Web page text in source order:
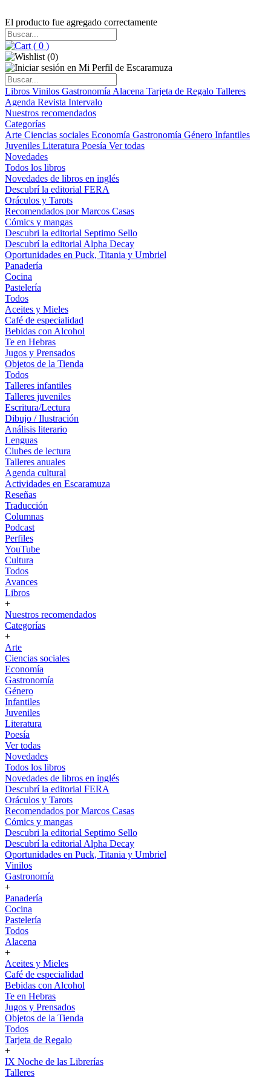
El producto fue agregado correctamente
( 0 )
(0)
Libros Vinilos Gastronomía Alacena Tarjeta de Regalo Talleres
Agenda Revista Intervalo
Nuestros recomendados
Categorías
Arte Ciencias sociales Economía Gastronomía Género Infantiles
Juveniles Literatura Poesía Ver todas
Novedades
Todos los libros
Novedades de libros en inglés
Descubrí la editorial FERA
Oráculos y Tarots
Recomendados por Marcos Casas
Cómics y mangas
Descubri la editorial Septimo Sello
Descubrí la editorial Alpha Decay
Oportunidades en Puck, Titania y Umbriel
Panadería
Cocina
Pastelería
Todos
Aceites y Mieles
Café de especialidad
Bebidas con Alcohol
Te en Hebras
Jugos y Prensados
Objetos de la Tienda
Todos
Talleres infantiles
Talleres juveniles
Escritura/Lectura
Dibujo / Ilustración
Análisis literario
Lenguas
Clubes de lectura
Talleres anuales
Agenda cultural
Actividades en Escaramuza
Reseñas
Traducción
Columnas
Podcast
Perfiles
YouTube
Cultura
Todos
Avances
Libros
+
Nuestros recomendados
Categorías
+
Arte
Ciencias sociales
Economía
Gastronomía
Género
Infantiles
Juveniles
Literatura
Poesía
Ver todas
Novedades
Todos los libros
Novedades de libros en inglés
Descubrí la editorial FERA
Oráculos y Tarots
Recomendados por Marcos Casas
Cómics y mangas
Descubri la editorial Septimo Sello
Descubrí la editorial Alpha Decay
Oportunidades en Puck, Titania y Umbriel
Vinilos
Gastronomía
+
Panadería
Cocina
Pastelería
Todos
Alacena
+
Aceites y Mieles
Café de especialidad
Bebidas con Alcohol
Te en Hebras
Jugos y Prensados
Objetos de la Tienda
Todos
Tarjeta de Regalo
+
IX Noche de las Librerías
Talleres